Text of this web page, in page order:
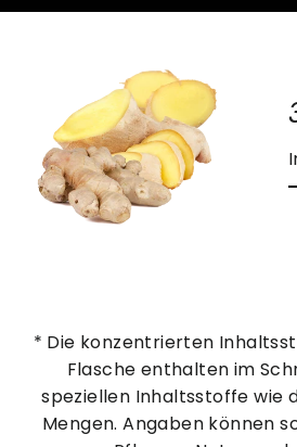
* Die konzentrierten
Flasche enthalten im
speziellen Inhaltsstoffe wie
Mengen. Angaben können